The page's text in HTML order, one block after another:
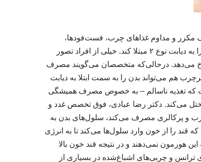
مکرر و مداوم غذاهای چرب، فست‌فودها،
سرخ‌کردنی‌ها و خوراکی‌های پرچرب هم مثل قند و شکر می‌تواند بدن را به دیابت نوع ۲ مبتلا کند. خیلی از افراد تصور
رخ می‌دهد. درحالی‌که متخصصان می‌گویند مصرف
هم می‌تواند بدن را به سمت ابتلا به دیابت
که تغذیه ناسالم – به خصوص مصرف همیشگی
می‌کند. دکتر رضا عبادی، فوق تخصص غدد و
و پرکالری مصرف می‌کند، سلول‌های بدن به
را از خون وارد سلول‌ها می‌کند تا به انرژی
هورمون نمی‌دهند و در نتیجه قند خون بالا
و چربی‌های اشباع‌شده در بسیاری از